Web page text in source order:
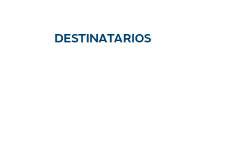
DESTINATARIOS